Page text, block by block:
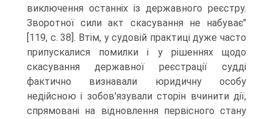
виключення останніх із державного реєстру.
Зворотної сили акт скасування не набуває"
[119, c. 38]. Втім, у судовій практиці дуже часто
припускалися помилки і у рішеннях щодо
скасування державної реєстрації судді
фактично визнавали юридичну особу
недійсною і зобов'язували сторін вчинити дії,
спрямовані на відновлення первісного стану